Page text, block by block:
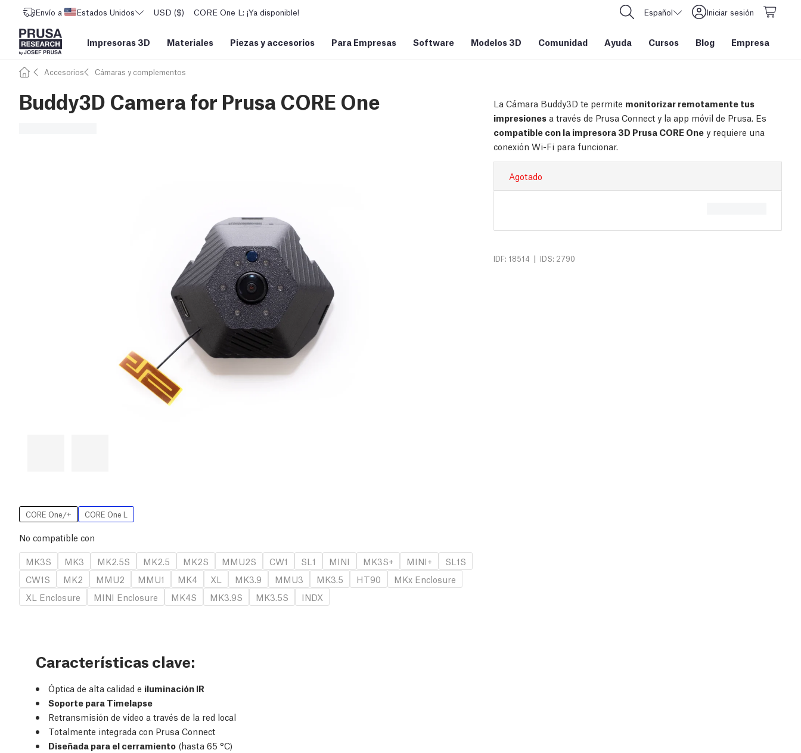
Envío a Estados Unidos USD ($) CORE One L: ¡Ya disponible! Español Iniciar sesión
Impresoras 3D Materiales Piezas y accesorios Para Empresas Software Modelos 3D Comunidad Ayuda Cursos Blog Empresa
Accesorios Cámaras y complementos
Buddy3D Camera for Prusa CORE One La Cámara Buddy3D te permite monitorizar remotamente tus
impresiones a través de Prusa Connect y la app móvil de Prusa. Es
compatible con la impresora 3D Prusa CORE One y requiere una
conexión Wi-Fi para funcionar.
Agotado
IDF: 18514 | IDS: 2790
CORE One/+ CORE One L
No compatible con
MK3S
MK3 MK2.5S MK2.5 MK2S MMU2S CW1 SL1 MINI MK3S+ MINI+
SL1S
CW1S
MK2 MMU2 MMU1 MK4 XL MK3.9 MMU3 MK3.5 HT90
MKx Enclosure
XL Enclosure
MINI Enclosure MK4S MK3.9S MK3.5S INDX
Características clave:
Óptica de alta calidad e iluminación IR
Soporte para Timelapse
Retransmisión de vídeo a través de la red local
Totalmente integrada con Prusa Connect
Diseñada para el cerramiento (hasta 65 °C)